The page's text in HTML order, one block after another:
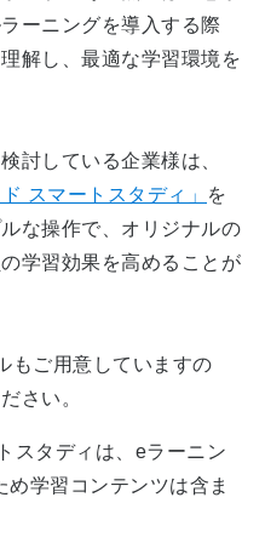
ーニングを導入する際
解し、最適な学習環境を
討している企業様は、
スマートスタディ」
を
な操作で、オリジナルの
学習効果を高めることが
もご用意していますの
さい。
スタディは、eラーニン
学習コンテンツは含ま